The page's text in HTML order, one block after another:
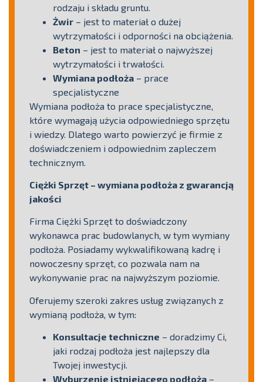
rodzaju i składu gruntu.
Żwir – jest to materiał o dużej
wytrzymałości i odporności na obciążenia.
Beton – jest to materiał o najwyższej
wytrzymałości i trwałości.
Wymiana podłoża – prace
specjalistyczne
Wymiana podłoża to prace specjalistyczne,
które wymagają użycia odpowiedniego sprzętu
i wiedzy. Dlatego warto powierzyć je firmie z
doświadczeniem i odpowiednim zapleczem
technicznym.
Ciężki Sprzęt – wymiana podłoża z gwarancją
jakości
Firma Ciężki Sprzęt to doświadczony
wykonawca prac budowlanych, w tym wymiany
podłoża. Posiadamy wykwalifikowaną kadrę i
nowoczesny sprzęt, co pozwala nam na
wykonywanie prac na najwyższym poziomie.
Oferujemy szeroki zakres usług związanych z
wymianą podłoża, w tym:
Konsultacje techniczne – doradzimy Ci,
jaki rodzaj podłoża jest najlepszy dla
Twojej inwestycji.
Wyburzenie istniejącego podłoża –